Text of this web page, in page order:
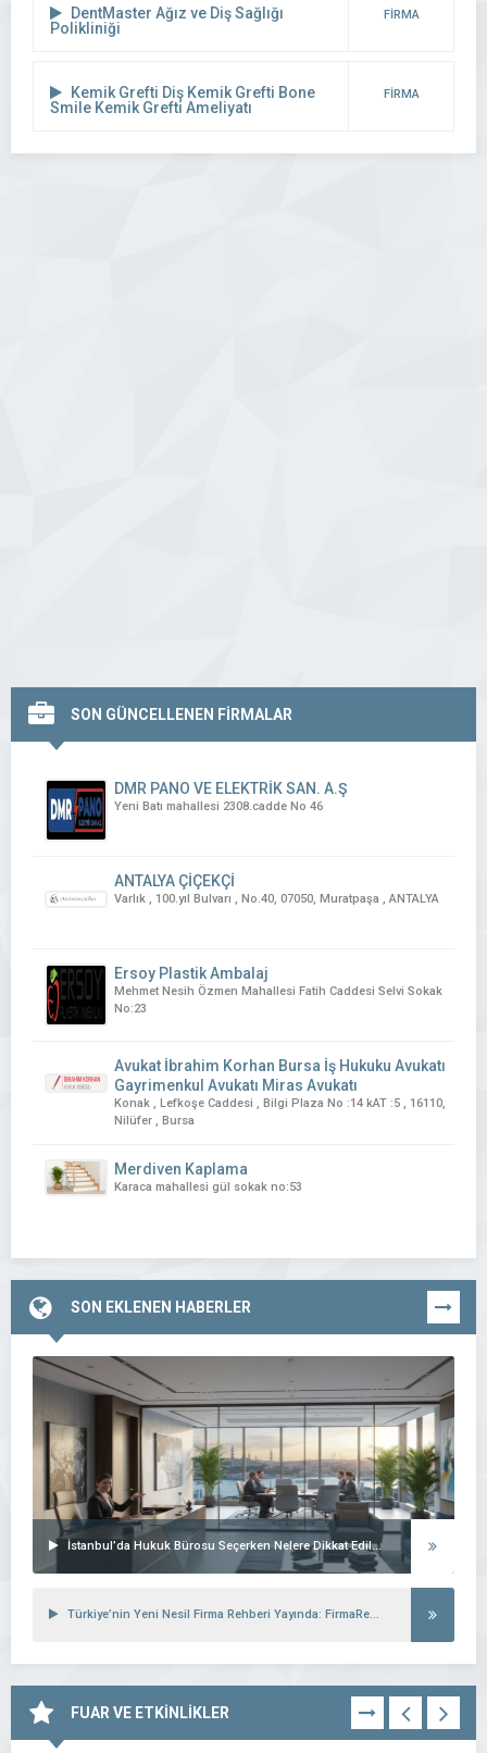
DentMaster Ağız ve Diş Sağlığı
Polikliniği
FİRMA
Kemik Grefti Diş Kemik Grefti Bone
Smile Kemik Grefti Ameliyatı
FİRMA
SON GÜNCELLENEN FİRMALAR
DMR PANO VE ELEKTRİK SAN. A.Ş
Yeni Batı mahallesi 2308.cadde No 46
ANTALYA ÇİÇEKÇİ
Varlık , 100.yıl Bulvarı , No.40, 07050, Muratpaşa , ANTALYA
Ersoy Plastik Ambalaj
Mehmet Nesih Özmen Mahallesi Fatih Caddesi Selvi Sokak
No:23
Avukat İbrahim Korhan Bursa İş Hukuku Avukatı
Gayrimenkul Avukatı Miras Avukatı
Konak , Lefkoşe Caddesi , Bilgi Plaza No :14 kAT :5 , 16110,
Nilüfer , Bursa
Merdiven Kaplama
Karaca mahallesi gül sokak no:53
SON EKLENEN HABERLER TÜMÜNÜ
GÖR
İstanbul’da Hukuk Bürosu Seçerken Nelere Dikkat Edilmeli?
Türkiye’nin Yeni Nesil Firma Rehberi Yayında: FirmaRehberin.com.tr!
FUAR VE ETKİNLİKLER TÜMÜNÜ
GÖR